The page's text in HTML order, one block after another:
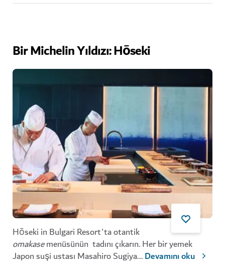
Bir Michelin Yıldızı: Hōseki
Hōseki in Bulgari Resort'ta otantik
omakasemenüsünün tadını çıkarın. Her bir yemek
Japon suşi ustası Masahiro Sugiya...Devamını oku